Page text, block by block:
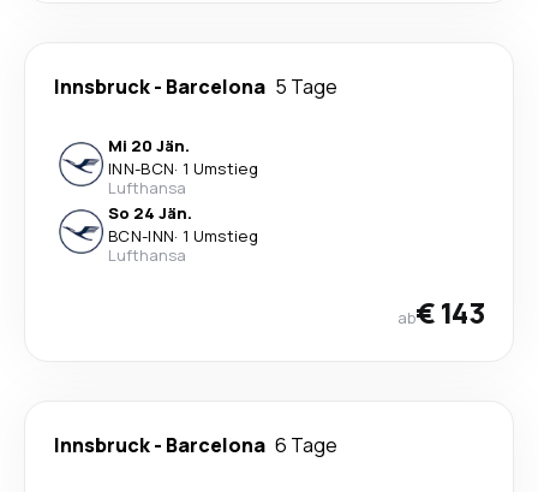
Innsbruck- Barcelona 5 Tage
Mi 20 Jän.
INN-BCN· 1 Umstieg
Lufthansa
So 24 Jän.
BCN-INN· 1 Umstieg
Lufthansa
ab€ 143
Innsbruck- Barcelona 6 Tage